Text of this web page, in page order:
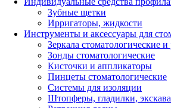
Зубные щетки
Ирригаторы, жидкости
Инструменты и аксессуары для
Зеркала стоматологические
Зонды стоматологические
Кисточки и аппликаторы
Пинцеты стоматологические
Системы для изоляции
Штопферы, гладилки,